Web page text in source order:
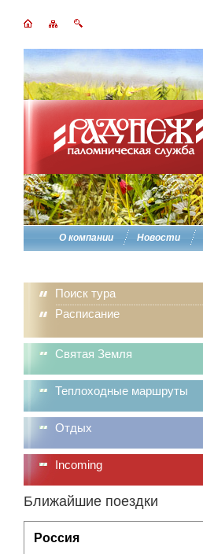
О компании Новости
Поиск тура
Расписание
Святая Земля
Теплоходные маршруты
Отдых
Incoming
Ближайшие поездки
Россия